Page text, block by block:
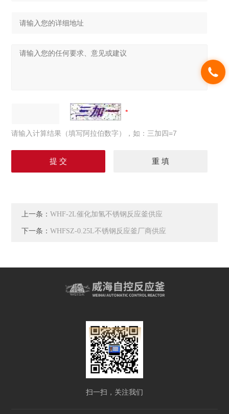
请输入计算结果（填写阿拉伯数字），如：三加四=7
上一条：WHF-2L催化加氢不锈钢反应釜供应
下一条：WHFSZ-0.25L不锈钢反应釜厂商供应
扫一扫，关注我们